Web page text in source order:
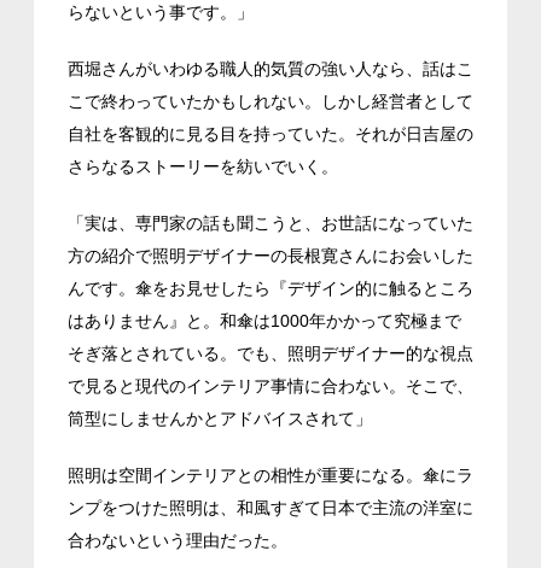
らないという事です。」
西堀さんがいわゆる職人的気質の強い人なら、話はこ
こで終わっていたかもしれない。しかし経営者として
自社を客観的に見る目を持っていた。それが日吉屋の
さらなるストーリーを紡いでいく。
「実は、専門家の話も聞こうと、お世話になっていた
方の紹介で照明デザイナーの長根寛さんにお会いした
んです。傘をお見せしたら『デザイン的に触るところ
はありません』と。和傘は1000年かかって究極まで
そぎ落とされている。でも、照明デザイナー的な視点
で見ると現代のインテリア事情に合わない。そこで、
筒型にしませんかとアドバイスされて」
照明は空間インテリアとの相性が重要になる。傘にラ
ンプをつけた照明は、和風すぎて日本で主流の洋室に
合わないという理由だった。